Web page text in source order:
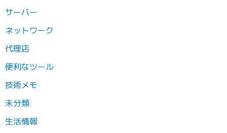
サーバー
ネットワーク
代理店
便利なツール
技術メモ
未分類
生活情報